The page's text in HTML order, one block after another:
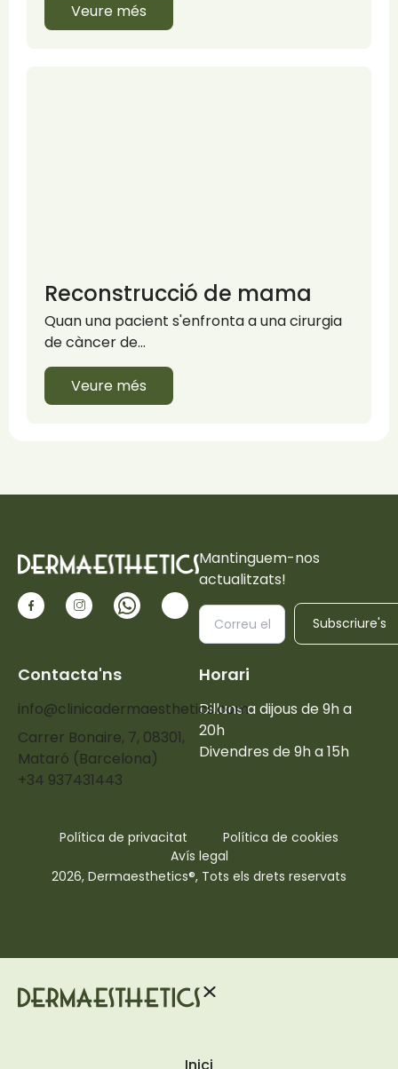
Veure més
Reconstrucció de mama
Quan una pacient s'enfronta a una cirurgia
de càncer de…
Veure més
Mantinguem-nos
actualitzats!
Subscriure's
Horari
Dilluns a dijous de 9h a
20h
Divendres de 9h a 15h
Contacta'ns
+34 937431443
info@clinicadermaesthetics.com
Carrer Bonaire, 7, 08301,
Mataró (Barcelona)
Política de privacitat
Política de cookies
Avís legal
2026, Dermaesthetics®, Tots els drets reservats